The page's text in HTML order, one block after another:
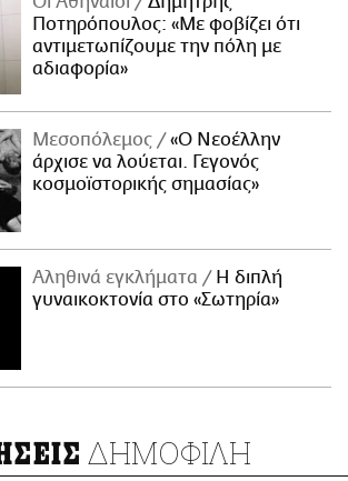
Ποτηρόπουλος: «Με φοβίζει ότι
αντιμετωπίζουμε την πόλη με
αδιαφορία»
Μεσοπόλεμος
«Ο Νεοέλλην
άρχισε να λούεται. Γεγονός
κοσμοϊστορικής σημασίας»
Αληθινά εγκλήματα
Η διπλή
γυναικοκτονία στο «Σωτηρία»
ΔΗΜΟΦΙΛΗ